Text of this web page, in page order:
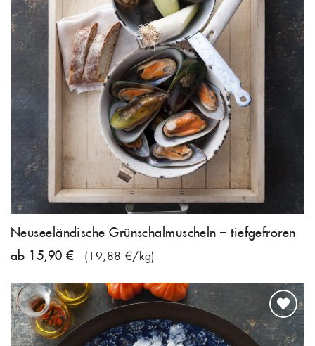
Neuseeländische Grünschalmuscheln – tiefgefroren
ab 15,90 €
(19,88 €/kg)